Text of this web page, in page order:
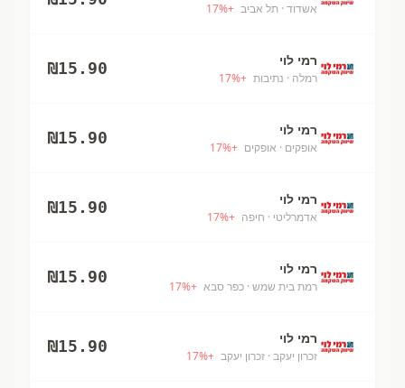
אשדוד · תל אביב +
17%
רמי לוי
רמלה · נתיבות +
17%
₪15.90
רמי לוי
אופקים · אופקים +
17%
₪15.90
רמי לוי
אדמרליטי · חיפה +
17%
₪15.90
רמי לוי
רמת בית שמש · כפר סבא +
17%
₪15.90
רמי לוי
זכרון יעקב · זכרון יעקב +
17%
₪15.90